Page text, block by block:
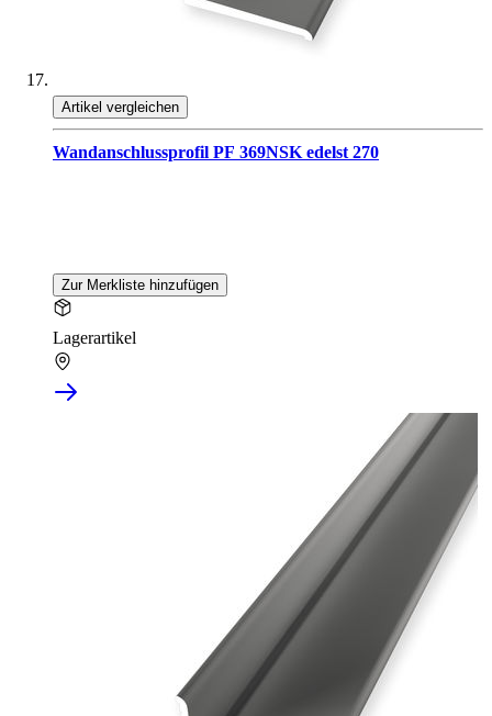
Artikel vergleichen
Wandanschlussprofil PF 369NSK edelst 270
Zur Merkliste hinzufügen
Lagerartikel